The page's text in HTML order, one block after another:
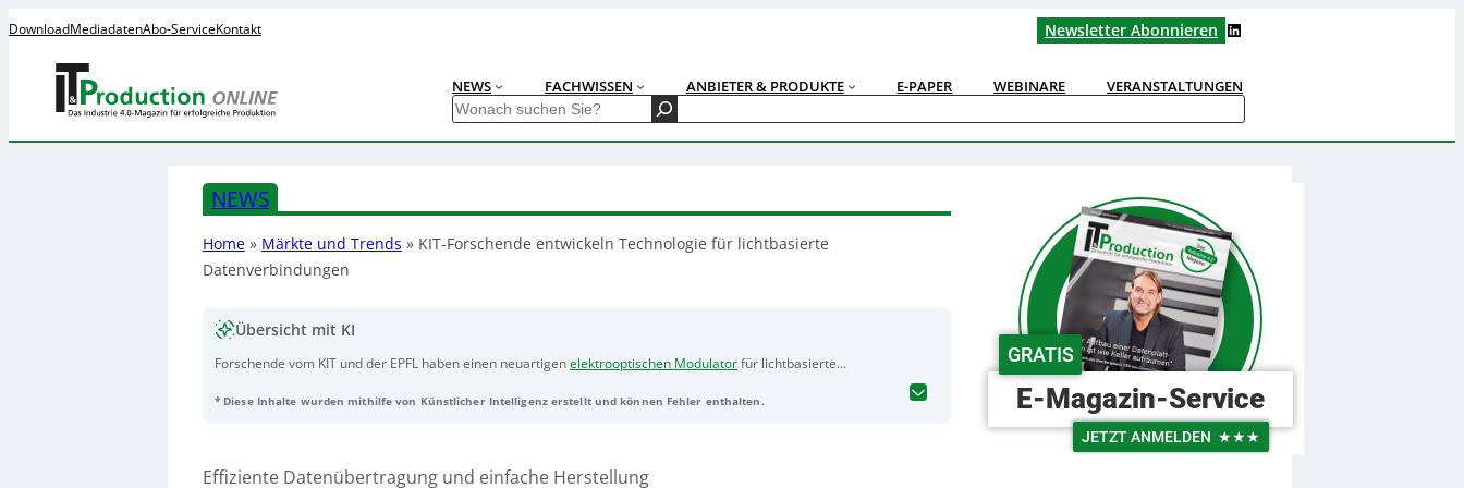
DownloadMediadatenAbo-ServiceKontakt Newsletter Abonnieren LinkedIn
NEWS FACHWISSEN ANBIETER & PRODUKTE E-PAPER WEBINARE VERANSTALTUNGEN
S
e
n
NEWS
Home» Märkte und Trends » KIT-Forschende entwickeln Technologie für lichtbasierte
Datenverbindungen
Übersicht mit KI
Forschende vom KIT und der EPFL haben einen neuartigenelektrooptischen Modulatorfür lichtbasierte
überträgt. Entscheidend ist ein neues, massenproduktionstaugliches Fertigungsverfahren: Lithiumtantalat wird
Mikrochips leichter mit elektronischen Chips verbinden sowie in bestehende Systeme integrieren lassen. In Tests
* Diese Inhalte wurden mithilfe von Künstlicher Intelligenz erstellt und können Fehler enthalten.
Effiziente Datenübertragung und einfache Herstellung
GRATIS
E-Magazin-Service
JETZT ANMELDEN ★★★